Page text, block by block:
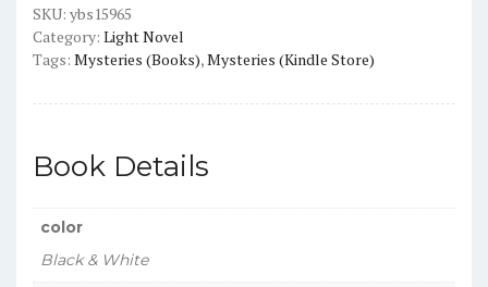
quantity
SKU: ybs15965
Category: Light Novel
Tags: Mysteries (Books),Mysteries (Kindle Store)
Book Details
color
Black & White